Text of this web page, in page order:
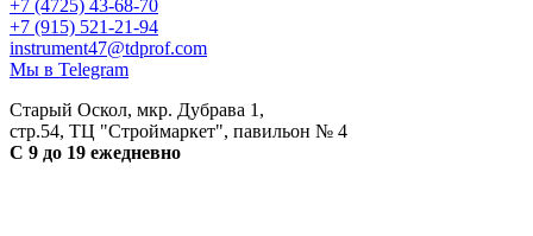
+7 (4725) 43-68-70
+7 (915) 521-21-94
instrument47@tdprof.com
Мы в Telegram
Старый Оскол, мкр. Дубрава 1,
стр.54, ТЦ "Строймаркет", павильон № 4
С 9 до 19 ежедневно